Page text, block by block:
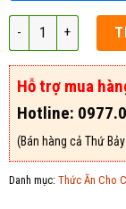
Ức Gà Viên Đông
Hỗ trợ mua
Hotline:
(Bán hàng cả Thứ
Danh mục: Thức Ăn Cho